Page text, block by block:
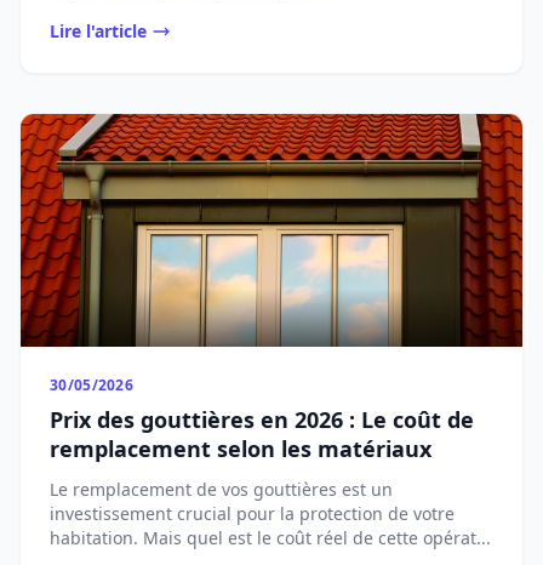
Lire l'article
30/05/2026
Prix des gouttières en 2026 : Le coût de
remplacement selon les matériaux
Le remplacement de vos gouttières est un
investissement crucial pour la protection de votre
habitation. Mais quel est le coût réel de cette opérat...